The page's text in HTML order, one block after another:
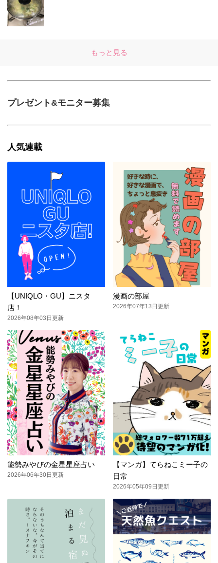
もっと見る
プレゼント&モニター募集
人気連載
【UNIQLO・GU】ニスタ
店！
2026年08年03日更新
漫画の部屋
2026年07年13日更新
能勢みやびの金星星座占い
2026年06年30日更新
【マンガ】てらねこミー子の
日常
2026年05年09日更新